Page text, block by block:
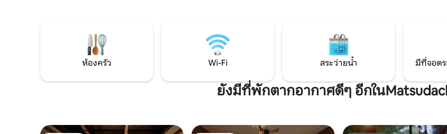
นอกจากนี้ยังมีห้องพักสไตล์ญี่ปุ่นเพื่อให้คุณ
ได้พักผ่อนอย่างสบายใจสำหรับครอบครัวที่
รองรับเสาค้ำที่มีหลังคาคลุม เพื่อให้คุณ
เพลิดเพลินโดยไม่ต้องกังวลเรื่องฝนเชื่อมต่อ
โดยตรงกับซาวน่า คุณสามารถออกจากการ
มีระบบทำความร้อนใต้พื้น จึงสะดวกสบาย
เวลาที่ผ่านไปอย่างช้า ๆ เรารอการมาถึงของ
ทุกท่าน
จำนวนคนที่แน่นอนก่อนจอง
ห้องครัว Wi-Fi สระว่ายน้ำ มีที่จอด
ยังมีที่พักตากอากาศดีๆ อีกใน